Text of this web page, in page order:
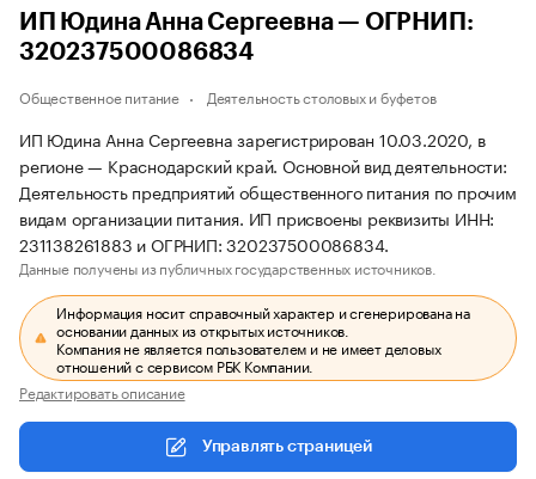
ИП Юдина Анна Сергеевна — ОГРНИП:
320237500086834
Общественное питание Деятельность столовых и буфетов
ИП Юдина Анна Сергеевна зарегистрирован 10.03.2020, в
регионе — Краснодарский край. Основной вид деятельности:
Деятельность предприятий общественного питания по прочим
видам организации питания. ИП присвоены реквизиты ИНН:
231138261883 и ОГРНИП: 320237500086834.
Данные получены из публичных государственных источников.
Информация носит справочный характер и сгенерирована на
основании данных из открытых источников.
Компания не является пользователем и не имеет деловых
отношений с сервисом РБК Компании.
Редактировать описание
Управлять страницей